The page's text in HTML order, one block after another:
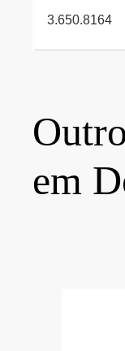
3.650.8164
em